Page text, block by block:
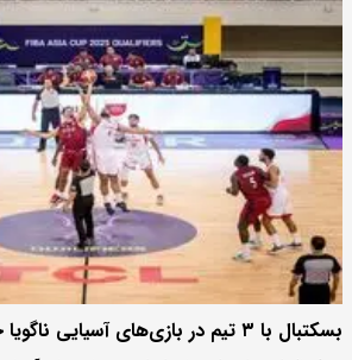
بسکتبال با ۳ تیم در بازی‌های آسیایی ناگویا حاضر می‌شود